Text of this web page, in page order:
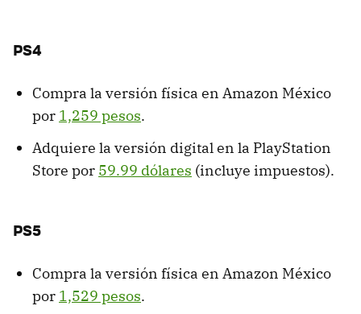
PS4
Compra la versión física en Amazon México
por 1,259 pesos.
Adquiere la versión digital en la PlayStation
Store por 59.99 dólares (incluye impuestos).
PS5
Compra la versión física en Amazon México
por 1,529 pesos.